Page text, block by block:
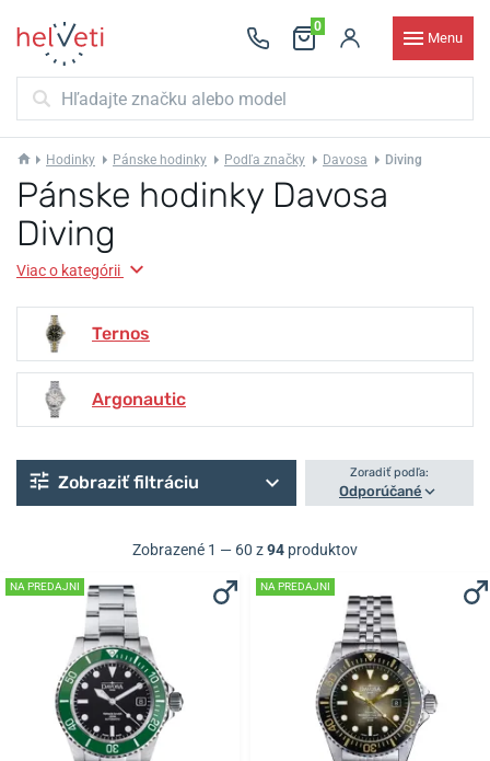
0
Menu
Hodinky Pánske hodinky Podľa značky Davosa Diving
Pánske hodinky Davosa
Diving
Viac o kategórii
Ternos
Argonautic
Zobraziť filtráciu Zoradiť podľa:
Odporúčané
Zobrazené 1 — 60 z94 produktov
NA PREDAJNI NA PREDAJNI